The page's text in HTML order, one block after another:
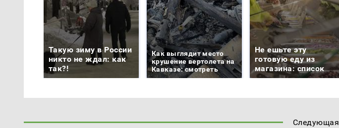
Такую зиму в России
никто не ждал: как
так?!
Как выглядит место
крушение вертолета на
Кавказе: смотреть
Не ешьте эту
готовую еду из
магазина: список
Следующая